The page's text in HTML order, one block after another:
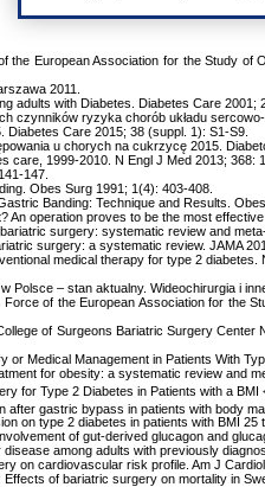
the European Association for the Study
2011.
adults with Diabetes. Diabetes Care 2001;
czynników ryzyka chorób układu
Care 2015; 38 (suppl. 1): S1-S9.
u chorych na cukrzycę 2015.
care, 1999-2010. N Engl J Med 2013; 368:
147.
Obes Surg 1991; 1(4): 403-408.
Banding: Technique and Results.
operation proves to be the most
surgery: systematic review and
surgery: a systematic review. JAMA
medical therapy for type 2 diabetes.
– stan aktualny. Wideochirurgia i
of the European Association for the
of Surgeons Bariatric Surgery
Medical Management in Patients With
for obesity: a systematic review and
for Type 2 Diabetes in Patients with a BMI
after gastric bypass in patients with body
on type 2 diabetes in patients with BMI 25
of gut-derived glucagon and
among adults with previously
on cardiovascular risk profile. Am J
of bariatric surgery on mortality in